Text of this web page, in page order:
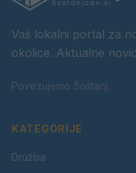
Vaš lokalni portal za
okolice. Aktualne
Povezujemo Šoštanj.
KATEGORIJE
Družba